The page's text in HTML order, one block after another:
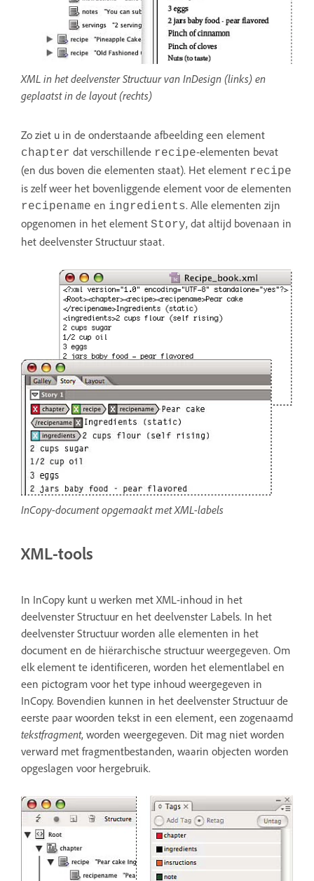
XML in het deelvenster Structuur van InDesign (links) en
geplaatst in de layout (rechts)
Zo ziet u in de onderstaande afbeelding een element
chapter dat verschillende recipe-elementen bevat
(en dus boven die elementen staat). Het element recipe
is zelf weer het bovenliggende element voor de elementen
recipename en ingredients. Alle elementen zijn
opgenomen in het element Story, dat altijd bovenaan in
het deelvenster Structuur staat.
InCopy-document opgemaakt met XML-labels
XML-tools
In InCopy kunt u werken met XML-inhoud in het
deelvenster Structuur en het deelvenster Labels. In het
deelvenster Structuur worden alle elementen in het
document en de hiërarchische structuur weergegeven. Om
elk element te identificeren, worden het elementlabel en
een pictogram voor het type inhoud weergegeven in
InCopy. Bovendien kunnen in het deelvenster Structuur de
eerste paar woorden tekst in een element, een zogenaamd
tekstfragment, worden weergegeven. Dit mag niet worden
verward met fragmentbestanden, waarin objecten worden
opgeslagen voor hergebruik.